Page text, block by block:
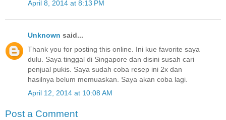
April 8, 2014 at 8:13 PM
Unknown said...
Thank you for posting this online. Ini kue favorite saya
dulu. Saya tinggal di Singapore dan disini susah cari
penjual pukis. Saya sudah coba resep ini 2x dan
hasilnya belum memuaskan. Saya akan coba lagi.
April 12, 2014 at 10:08 AM
Post a Comment